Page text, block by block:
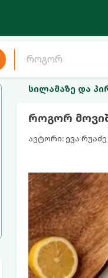
სილამაზე და
როგორ
ავტორი: ევა რუაძე